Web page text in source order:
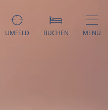
UMFELD BUCHEN MENÜ